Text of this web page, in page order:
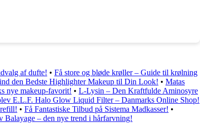
af dufte! • Få store og bløde krøller – Guide til krølning
den Bedste Highlighter Makeup til Din Look! • Matas
nye makeup-favorit! • L-Lysin – Den Kraftfulde Aminosyre
E.L.F. Halo Glow Liquid Filter – Danmarks Online Shop!
• Få Fantastiske Tilbud på Sistema Madkasser! •
Balayage – den nye trend i hårfarvning!